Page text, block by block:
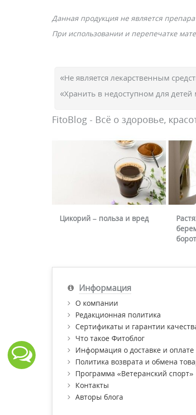
Данная продукция не является
При использовании и перепечатке
«Не является лекарственным
«Хранить в недоступном для детей
FitoBlog - Всё о здоровье,
Цикорий – польза и вред
Информация
О компании
Редакционная политика
Сертификаты и гарантии
Что такое Фитоблог
Информация о доставке и оплате
Политика возврата и обмена
Программа «Ветеранский спорт»
Контакты
Авторы блога